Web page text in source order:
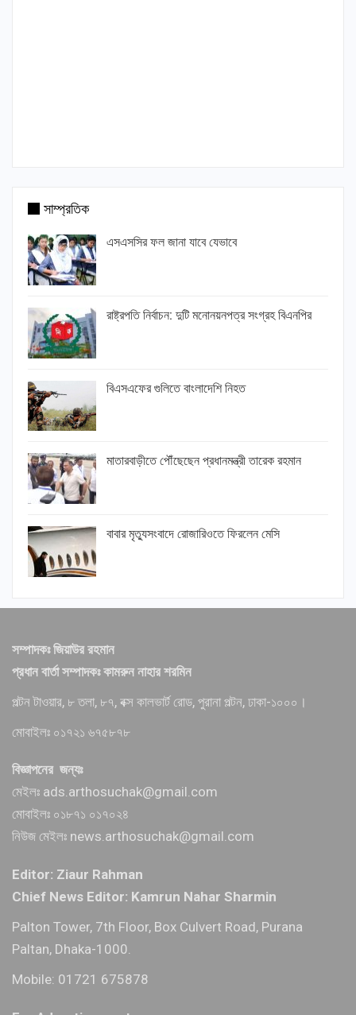
সাম্প্রতিক
এসএসসির ফল জানা যাবে যেভাবে
রাষ্ট্রপতি নির্বাচন: দুটি মনোনয়নপত্র সংগ্রহ বিএনপির
বিএসএফের গুলিতে বাংলাদেশি নিহত
মাতারবাড়ীতে পৌঁছেছেন প্রধানমন্ত্রী তারেক রহমান
বাবার মৃত্যুসংবাদে রোজারিওতে ফিরলেন মেসি
সম্পাদকঃ জিয়াউর রহমান
প্রধান বার্তা সম্পাদকঃ কামরুন নাহার শরমিন
পল্টন টাওয়ার, ৮ তলা, ৮৭, বক্স কালভার্ট রোড, পুরানা পল্টন, ঢাকা-১০০০।
মোবাইলঃ ০১৭২১ ৬৭৫৮৭৮
বিজ্ঞাপনের জন্যঃ
মেইলঃ ads.arthosuchak@gmail.com
মোবাইলঃ ০১৮৭১ ০১৭০২৪
নিউজ মেইলঃ news.arthosuchak@gmail.com
Editor: Ziaur Rahman
Chief News Editor: Kamrun Nahar Sharmin
Palton Tower, 7th Floor, Box Culvert Road, Purana
Paltan, Dhaka-1000.
Mobile: 01721 675878